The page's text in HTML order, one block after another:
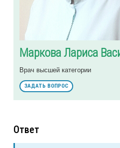
Маркова Лариса
Врач высшей категории
ЗАДАТЬ ВОПРОС
Ответ